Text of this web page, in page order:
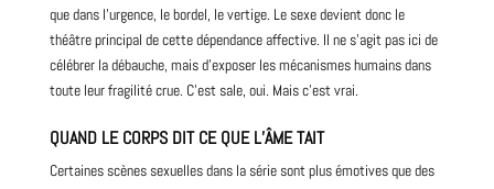
que dans l’urgence, le bordel, le vertige. Le sexe devient donc le
théâtre principal de cette dépendance affective. Il ne s’agit pas ici de
célébrer la débauche, mais d’exposer les mécanismes humains dans
toute leur fragilité crue. C’est sale, oui. Mais c’est vrai.
QUAND LE CORPS DIT CE QUE L’ÂME TAIT
Certaines scènes sexuelles dans la série sont plus émotives que des